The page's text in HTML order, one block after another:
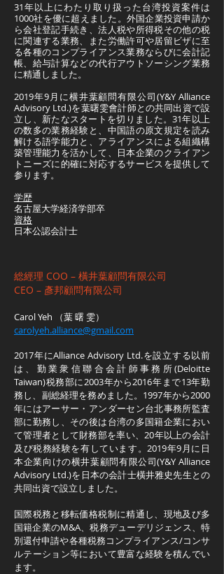
31年以上にわたり取り扱った台湾投資案件は
1000社を優に超えました。外国企業投資申請か
ら会社登記手続き、法人税や所得税その他の税
に関連する業務、また労働許可や居留ビザに至
る各種のコンプライアンス業務ならびに会計記
帳、給与計算などの代行アウトソーシング業務
に精通しました。
2019年9月に横井葉顧問有限公司(Y&Y Alliance
Advisory Ltd.)を葉曙雯會計師との共同出資で設
立し、新たなスタートを切りました。31年以上
の数多の業務経験と、中国語の原文規定を読み
解ける語学能力と、アライアンスによる組織構
築管理能力を活かして、日本企業のクライアン
トニーズに的確に対応するサービスを提供して
参ります。
学歴
名古屋大学経済学部卒
資格
日本公認会計士
総經理 COO – 橫井葉顧問有限公司
CEO – 彥邦顧問有限公司
Carol Yeh （葉 曙 雯）
carolyeh.alliance@gmail.com
2017年にAlliance Advisory Ltd.を設立する以前
は、勤業衆信聯合会計師事務所(Deloitte
Taiwan)税務部に2003年から2016年まで13年勤
務し、副総経理を務めました。1997年から2000
年にはアーサー・アンダーセン台北事務所監査
部に勤務し、その後は台湾の多国籍企業におい
て管理者として財務部を率い、20年以上の会計
及び税務経験を有しています。2019年9月に日
本企業向けの横井葉顧問有限公司(Y&Y Alliance
Advisory Ltd.)を日本の会計士橫井雅史先生との
共同出資で設立しました。
国際税務と移転価格税制に精通し、現地及び多
国籍企業のM&A、税務デューデリジェンス、特
別還付申請や各種税務コンプライアンス/コンサ
ルテーション等において豊富な経験を積んでい
ます。